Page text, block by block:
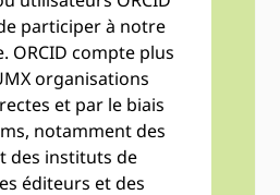
participer à notre
ORCID compte plus
organisations
et par le biais
notamment des
des instituts de
éditeurs et des